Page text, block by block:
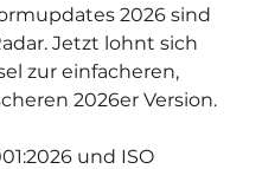
2026 sind
Jetzt lohnt sich
zur einfacheren,
2026er Version.
und ISO